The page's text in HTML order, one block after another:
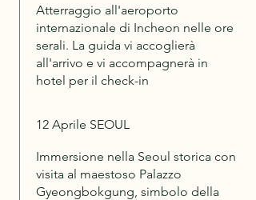
Atterraggio all'aeroporto
internazionale di Incheon nelle ore
serali. La guida vi accoglierà
all'arrivo e vi accompagnerà in
hotel per il check-in
12 Aprile SEOUL
Immersione nella Seoul storica con
visita al maestoso Palazzo
Gyeongbokgung, simbolo della